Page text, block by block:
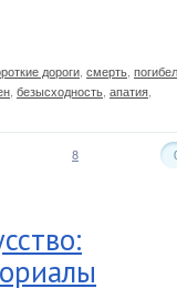
дороги смерть
безысходность апатия
8